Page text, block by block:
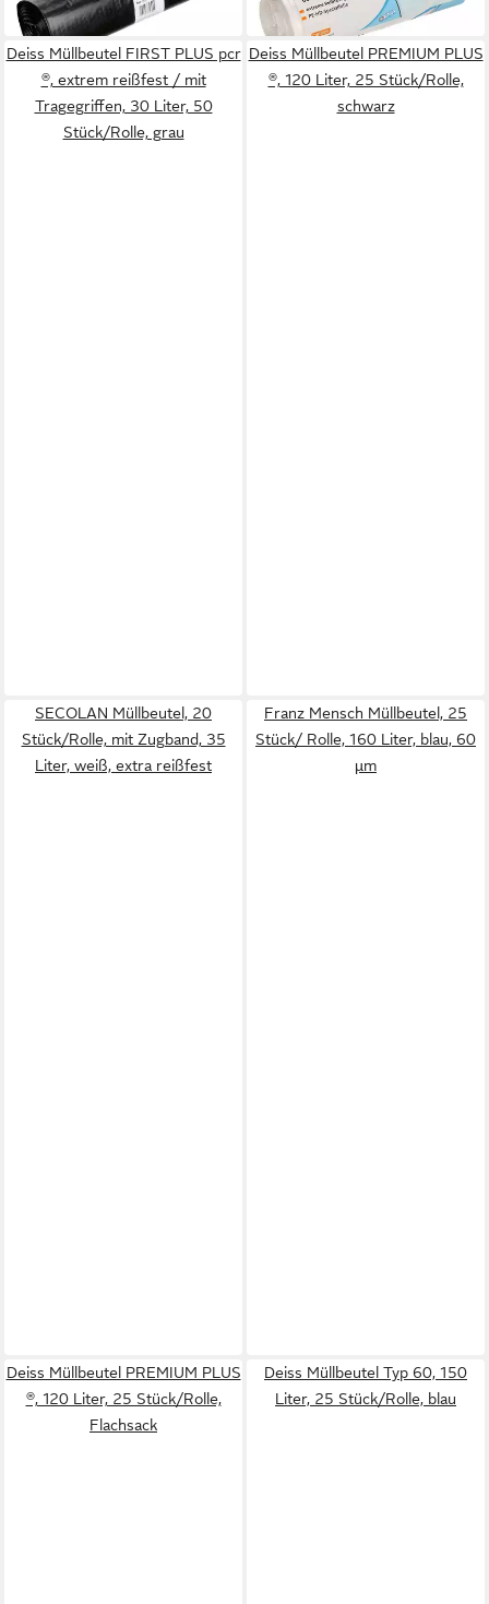
in 7-9 Werktagen bei dir
Deiss Müllbeutel FIRST PLUS pcr
®, extrem reißfest / mit
Tragegriffen, 30 Liter, 50
Stück/Rolle, grau
Deiss Müllbeutel PREMIUM PLUS
®, 120 Liter, 25 Stück/Rolle,
schwarz
SECOLAN Müllbeutel, 20
Stück/Rolle, mit Zugband, 35
Liter, weiß, extra reißfest
Franz Mensch Müllbeutel, 25
Stück/ Rolle, 160 Liter, blau, 60
µm
Deiss Müllbeutel PREMIUM PLUS
®, 120 Liter, 25 Stück/Rolle,
Flachsack
Deiss Müllbeutel Typ 60, 150
Liter, 25 Stück/Rolle, blau